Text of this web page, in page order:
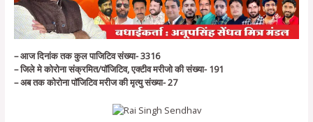
– आज दिनांक तक कुल पाजिटिव संख्या- 3316
– जिले मे कोरोना संक्रमित/पॉजिटिव, एक्‍टीव मरीजो की संख्या- 191
– अब तक कोरोना पॉजिटिव मरीज की मृत्‍यु संख्या- 27